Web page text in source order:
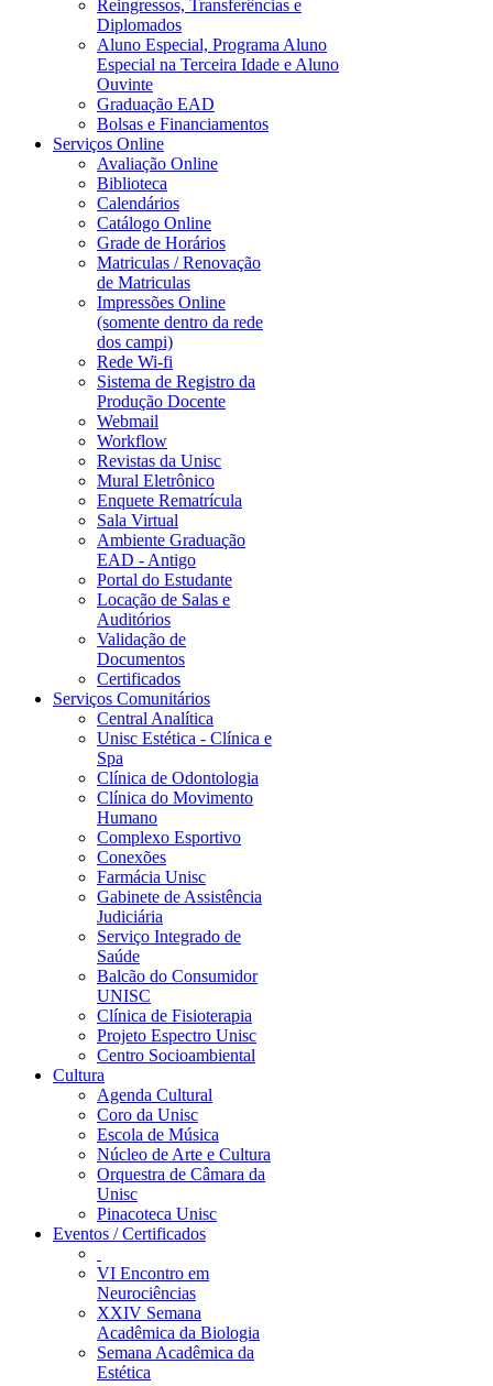
Reingressos, Transferências e
Diplomados
Aluno Especial, Programa Aluno
Especial na Terceira Idade e Aluno
Ouvinte
Graduação EAD
Bolsas e Financiamentos
Serviços Online
Avaliação Online
Biblioteca
Calendários
Catálogo Online
Grade de Horários
Matriculas / Renovação
de Matriculas
Impressões Online
(somente dentro da rede
dos campi)
Rede Wi-fi
Sistema de Registro da
Produção Docente
Webmail
Workflow
Revistas da Unisc
Mural Eletrônico
Enquete Rematrícula
Sala Virtual
Ambiente Graduação
EAD - Antigo
Portal do Estudante
Locação de Salas e
Auditórios
Validação de
Documentos
Certificados
Serviços Comunitários
Central Analítica
Unisc Estética - Clínica e
Spa
Clínica de Odontologia
Clínica do Movimento
Humano
Complexo Esportivo
Conexões
Farmácia Unisc
Gabinete de Assistência
Judiciária
Serviço Integrado de
Saúde
Balcão do Consumidor
UNISC
Clínica de Fisioterapia
Projeto Espectro Unisc
Centro Socioambiental
Cultura
Agenda Cultural
Coro da Unisc
Escola de Música
Núcleo de Arte e Cultura
Orquestra de Câmara da
Unisc
Pinacoteca Unisc
Eventos / Certificados
VI Encontro em
Neurociências
XXIV Semana
Acadêmica da Biologia
Semana Acadêmica da
Estética